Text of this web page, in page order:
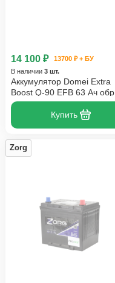
14 100 ₽
13700 ₽ + БУ
В наличии 3 шт.
Аккумулятор Domei Extra
Boost Q-90 EFB 63 Ач обр
пол
Купить
Zorg